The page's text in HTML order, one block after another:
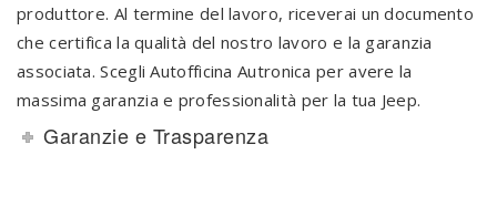
produttore. Al termine del lavoro, riceverai un documento
che certifica la qualità del nostro lavoro e la garanzia
associata. Scegli Autofficina Autronica per avere la
massima garanzia e professionalità per la tua Jeep.
Garanzie e Trasparenza